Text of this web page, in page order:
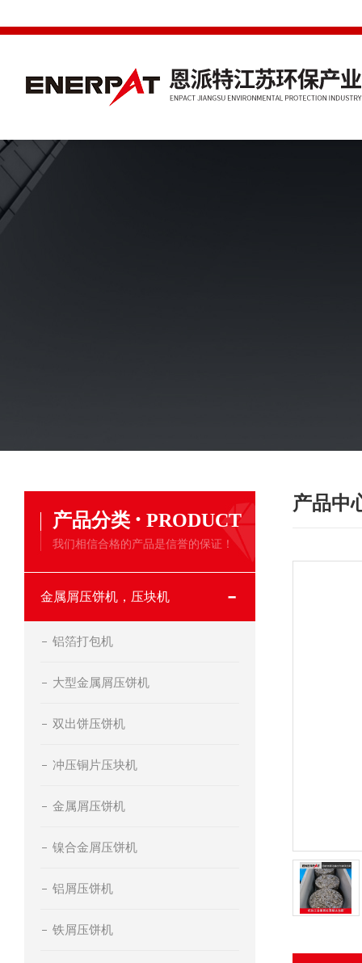
产品分类 · PRODUCT
我们相信合格的产品是信誉的保证！
金属屑压饼机，压块机
铝箔打包机
大型金属屑压饼机
双出饼压饼机
冲压铜片压块机
金属屑压饼机
镍合金屑压饼机
铝屑压饼机
铁屑压饼机
产品中